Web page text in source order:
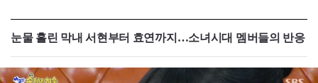
눈물 흘린 막내 서현부터 효연까지…소녀시대 멤버들의 반응